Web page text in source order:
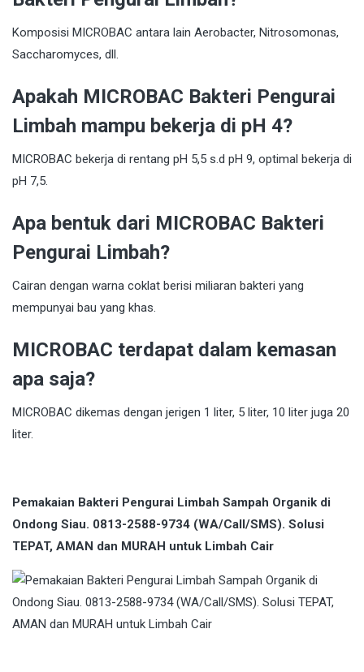
Komposisi MICROBAC antara lain Aerobacter, Nitrosomonas,
Saccharomyces, dll.
Apakah MICROBAC Bakteri Pengurai
Limbah mampu bekerja di pH 4?
MICROBAC bekerja di rentang pH 5,5 s.d pH 9, optimal bekerja di
pH 7,5.
Apa bentuk dari MICROBAC Bakteri
Pengurai Limbah?
Cairan dengan warna coklat berisi miliaran bakteri yang
mempunyai bau yang khas.
MICROBAC terdapat dalam kemasan
apa saja?
MICROBAC dikemas dengan jerigen 1 liter, 5 liter, 10 liter juga 20
liter.
Pemakaian Bakteri Pengurai Limbah Sampah Organik di
Ondong Siau. 0813-2588-9734 (WA/Call/SMS). Solusi
TEPAT, AMAN dan MURAH untuk Limbah Cair